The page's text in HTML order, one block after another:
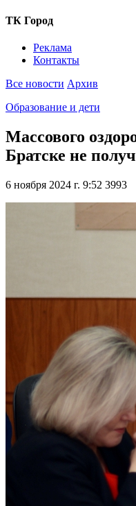
ТК Город
Реклама
Контакты
Все новости Архив
Образование и дети
Массового
Братске не
6 ноября 2024 г. 9:52 3993